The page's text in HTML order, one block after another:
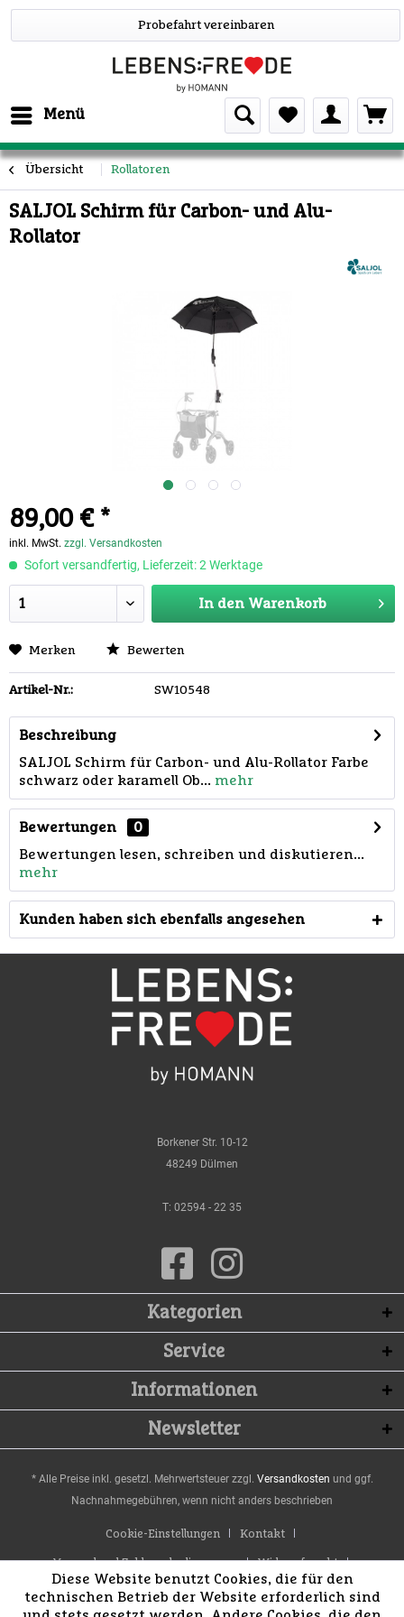
Probefahrt vereinbaren
Menü
Übersicht Rollatoren
SALJOL Schirm für Carbon- und Alu-
Rollator
89,00 € *
inkl. MwSt. zzgl. Versandkosten
Sofort versandfertig, Lieferzeit: 2 Werktage
In den Warenkorb
Merken Bewerten
Artikel-Nr.: SW10548
Beschreibung
SALJOL Schirm für Carbon- und Alu-Rollator Farbe
schwarz oder karamell Ob... mehr
Bewertungen
0
Bewertungen lesen, schreiben und diskutieren...
mehr
Kunden haben sich ebenfalls angesehen
Borkener Str. 10-12
48249 Dülmen
T: 02594 - 22 35
Kategorien
Service
Informationen
Newsletter
* Alle Preise inkl. gesetzl. Mehrwertsteuer zzgl. Versandkosten und ggf.
Nachnahmegebühren, wenn nicht anders beschrieben
Cookie-Einstellungen Kontakt
Versand und Zahlungsbedingungen Widerrufsrecht
Datenschutz AGB Impressum
Diese Website benutzt Cookies, die für den
technischen Betrieb der Website erforderlich sind